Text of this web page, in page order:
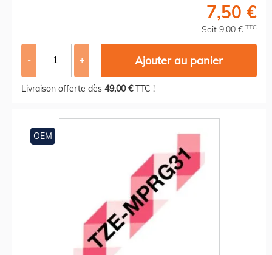
7,50 €
Soit 9,00 € TTC
- + Ajouter au panier
Livraison offerte dès 49,00 €TTC !
OEM